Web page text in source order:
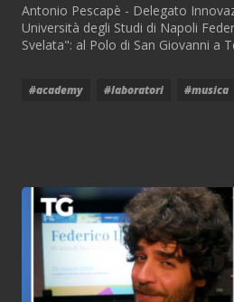
Antonio Pescapè - Delegato
Università degli Studi di Napoli
Svelata": al Polo di San Giovanni a
#academy #laboratori #musica